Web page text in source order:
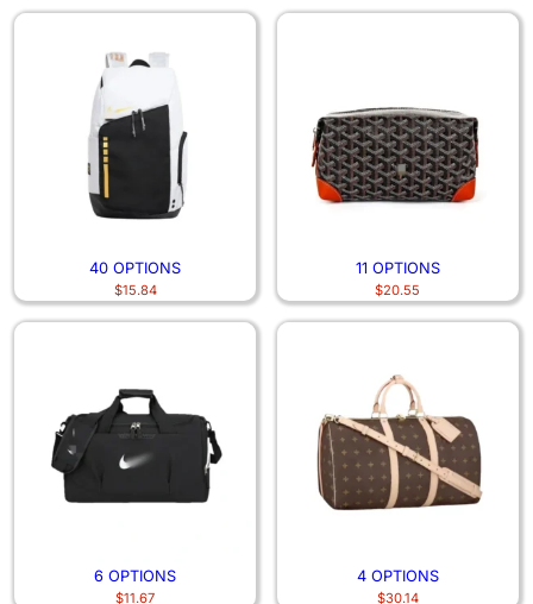
40 OPTIONS
$15.84
11 OPTIONS
$20.55
6 OPTIONS
$11.67
4 OPTIONS
$30.14